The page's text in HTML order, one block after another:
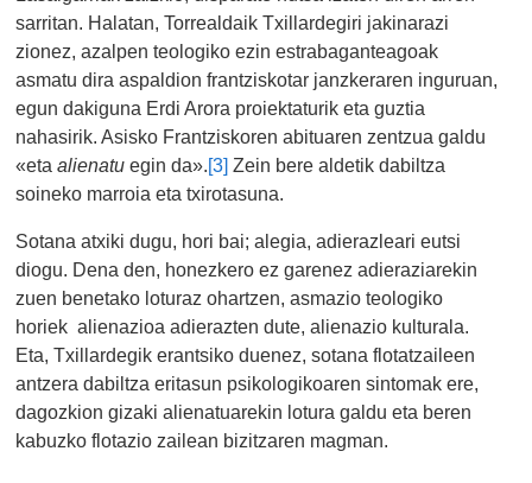
sarritan. Halatan, Torrealdaik Txillardegiri jakinarazi
zionez, azalpen teologiko ezin estrabaganteagoak
asmatu dira aspaldion frantziskotar janzkeraren inguruan,
egun dakiguna Erdi Arora proiektaturik eta guztia
nahasirik. Asisko Frantziskoren abituaren zentzua galdu
«etaalienatu egin da».[3] Zein bere aldetik dabiltza
soineko marroia eta txirotasuna.
Sotana atxiki dugu, hori bai; alegia, adierazleari eutsi
diogu. Dena den, honezkero ez garenez adieraziarekin
zuen benetako loturaz ohartzen, asmazio teologiko
horiek alienazioa adierazten dute, alienazio kulturala.
Eta, Txillardegik erantsiko duenez, sotana flotatzaileen
antzera dabiltza eritasun psikologikoaren sintomak ere,
dagozkion gizaki alienatuarekin lotura galdu eta beren
kabuzko flotazio zailean bizitzaren magman.